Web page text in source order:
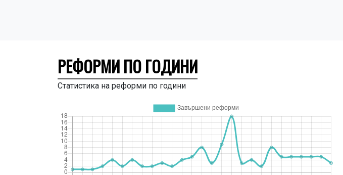
РЕФОРМИ ПО ГОДИНИ
Статистика на реформи по години